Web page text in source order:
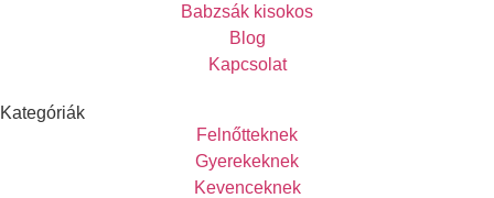
Babzsák kisokos
Blog
Kapcsolat
Kategóriák
Felnőtteknek
Gyerekeknek
Kevenceknek